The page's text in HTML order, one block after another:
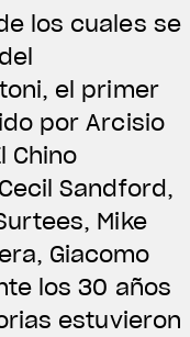
los cuales se
el primer
por Arcisio
Chino
Sandford,
Mike
Giacomo
los 30 años
estuvieron